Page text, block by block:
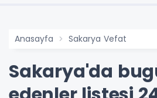
Anasayfa Sakarya Vefat
Sakarya'da